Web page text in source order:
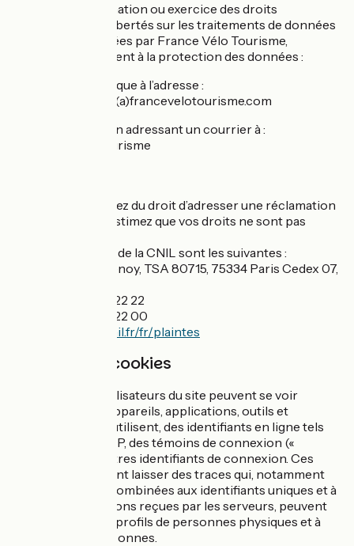
Pour toute information ou exercice des droits
Informatique et Libertés sur les traitements de données
personnelles gérées par France Vélo Tourisme,
contacter le référent à la protection des données :
Par voie électronique à l’adresse :
– communication(a)francevelotourisme.com
Par voie postale en adressant un courrier à :
– France Vélo Tourisme
Enfin, vous disposez du droit d’adresser une réclamation
à la CNIL si vous estimez que vos droits ne sont pas
Les coordonnées de la CNIL sont les suivantes :
– 3 Place de Fontenoy, TSA 80715, 75334 Paris Cedex 07,
– Tél. : +33 1 53 73 22 22
– Fax : +33 1 53 73 22 00
cnil.fr/fr/plaintes
Gestion des cookies
Par ailleurs, les utilisateurs du site peuvent se voir
associer, par les appareils, applications, outils et
protocoles qu’ils utilisent, des identifiants en ligne tels
que des adresses IP, des témoins de connexion («
cookies ») ou d’autres identifiants de connexion. Ces
identifiants peuvent laisser des traces qui, notamment
lorsqu’elles sont combinées aux identifiants uniques et à
d’autres informations reçues par les serveurs, peuvent
servir à créer des profils de personnes physiques et à
identifier ces personnes.